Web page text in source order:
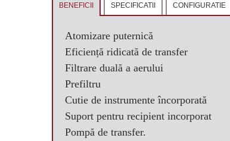
BENEFICII SPECIFICATII CONFIGURATIE
Atomizare puternică
Eficiență ridicată de transfer
Filtrare duală a aerului
Prefiltru
Cutie de instrumente încorporată
Suport pentru recipient incorporat
Pompă de transfer.